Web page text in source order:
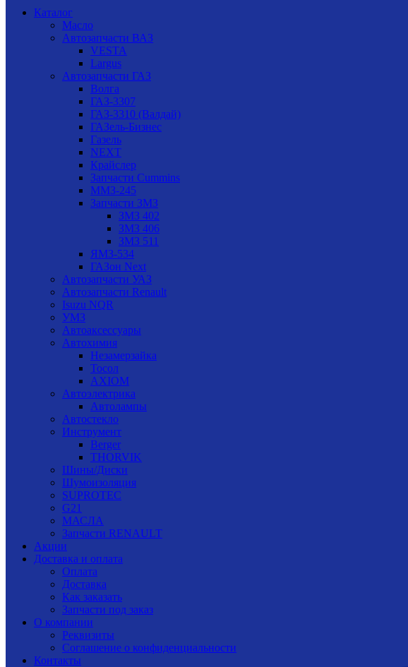
Каталог
Масло
Автозапчасти ВАЗ
VESTA
Largus
Автозапчасти ГАЗ
Волга
ГАЗ-3307
ГАЗ-3310 (Валдай)
ГАЗель-Бизнес
Газель
NEXT
Крайслер
Запчасти Cummins
ММЗ-245
Запчасти ЗМЗ
ЗМЗ 402
ЗМЗ 406
ЗМЗ 511
ЯМЗ-534
ГАЗон Next
Автозапчасти УАЗ
Автозапчасти Renault
Isuzu NQR
УМЗ
Автоаксессуары
Автохимия
Незамерзайка
Тосол
AXIOM
Автоэлектрика
Автолампы
Автостекло
Инструмент
Berger
THORVIK
Шины/Диски
Шумоизоляция
SUPROTEC
G21
МАСЛА
Запчасти RENAULT
Акции
Доставка и оплата
Оплата
Доставка
Как заказать
Запчасти под заказ
О компании
Реквизиты
Соглашение о конфиденциальности
Контакты